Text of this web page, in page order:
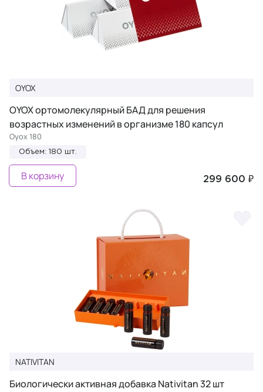
OYOX
OYOX ортомолекулярный БАД для решения
возрастных изменений в организме 180 капсул
Oyox 180
Объем: 180 шт.
299 600 ₽
В корзину
NATIVITAN
Биологически активная добавка Nativitan 32 шт